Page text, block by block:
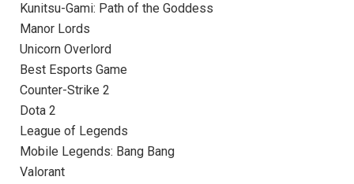
Kunitsu-Gami: Path of the Goddess
Manor Lords
Unicorn Overlord
Best Esports Game
Counter-Strike 2
Dota 2
League of Legends
Mobile Legends: Bang Bang
Valorant